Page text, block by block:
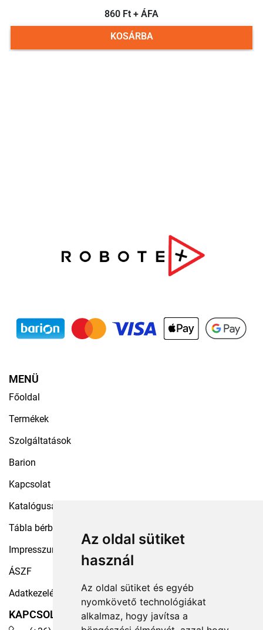
Az oldal sütiket
használ
Az oldal sütiket és egyéb
nyomkövető technológiákat
alkalmaz, hogy javítsa a
860 Ft + ÁFA
KOSÁRBA
MENÜ
Főoldal
Termékek
Szolgáltatások
Barion
Kapcsolat
Katalógusaink
Tábla bérbeadás
Impresszum
ÁSZF
Adatkezelési tájékoztató
KAPCSOLAT